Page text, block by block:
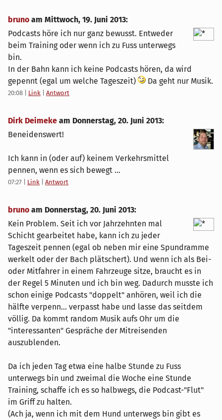
bruno am Mittwoch, 19. Juni 2013:
Podcasts höre ich nur ganz bewusst. Entweder
beim Training oder wenn ich zu Fuss unterwegs
bin.
In der Bahn kann ich keine Podcasts hören, da wird
gepennt (egal um welche Tageszeit)
Da geht nur Musik.
20:08 Link Antwort
Dirk Deimeke am Donnerstag, 20. Juni 2013:
Beneidenswert!
Ich kann in (oder auf) keinem Verkehrsmittel
pennen, wenn es sich bewegt ...
07:27 Link Antwort
bruno am Donnerstag, 20. Juni 2013:
Kein Problem. Seit ich vor Jahrzehnten mal
Schicht gearbeitet habe, kann ich zu jeder
Tageszeit pennen (egal ob neben mir eine Spundramme
werkelt oder der Bach plätschert). Und wenn ich als Bei-
oder Mitfahrer in einem Fahrzeuge sitze, braucht es in
der Regel 5 Minuten und ich bin weg. Dadurch musste ich
schon einige Podcasts "doppelt" anhören, weil ich die
hälfte verpenn... verpasst habe und lasse das seitdem
völlig. Da kommt random Musik aufs Ohr um die
"interessanten" Gespräche der Mitreisenden
auszublenden.
Da ich jeden Tag etwa eine halbe Stunde zu Fuss
unterwegs bin und zweimal die Woche eine Stunde
Training, schaffe ich es so halbwegs, die Podcast-"Flut"
im Griff zu halten.
(Ach ja, wenn ich mit dem Hund unterwegs bin gibt es